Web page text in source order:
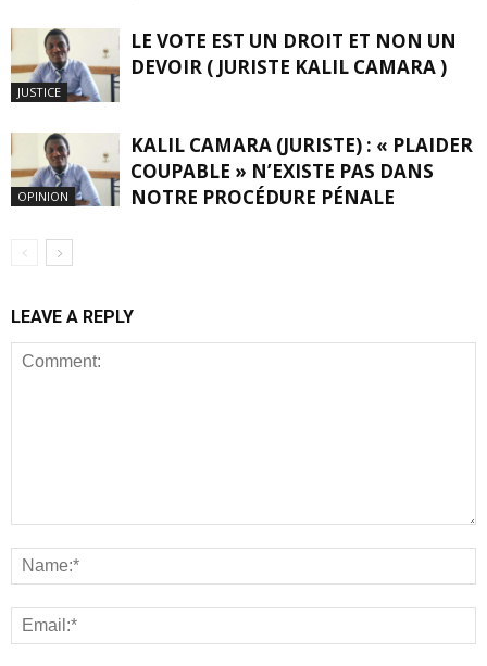
JUSTICE
LE VOTE EST UN DROIT ET NON UN
DEVOIR ( JURISTE KALIL CAMARA )
OPINION
KALIL CAMARA (JURISTE) : « PLAIDER
COUPABLE » N’EXISTE PAS DANS
NOTRE PROCÉDURE PÉNALE
LEAVE A REPLY